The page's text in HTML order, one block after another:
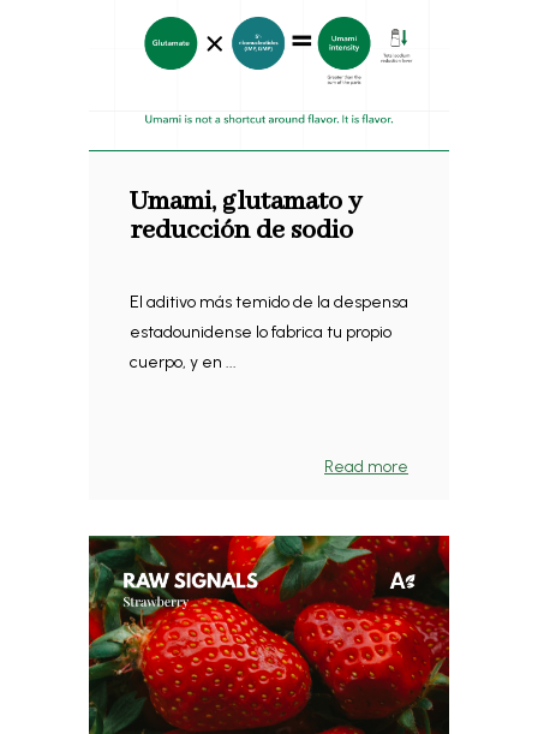
Umami, glutamato y
reducción de sodio
El aditivo más temido de la despensa
estadounidense lo fabrica tu propio
cuerpo, y en ...
Read more